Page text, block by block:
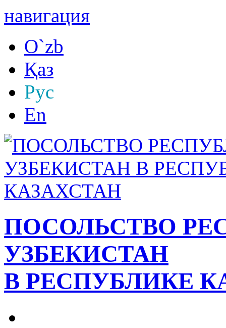
навигация
O`zb
Қаз
Рус
En
ПОСОЛЬСТВО
УЗБЕКИСТАН
В РЕСПУБЛИКЕ